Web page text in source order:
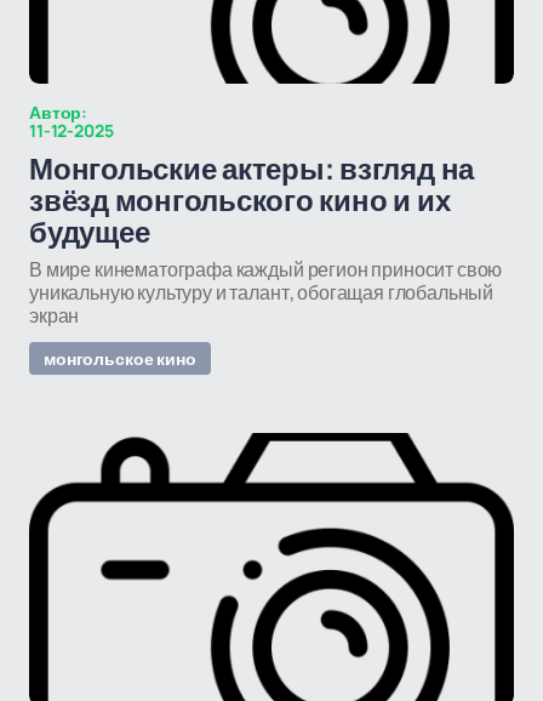
Автор:
11-12-2025
Монгольские актеры: взгляд на
звёзд монгольского кино и их
будущее
В мире кинематографа каждый регион приносит свою
уникальную культуру и талант, обогащая глобальный
экран
монгольское кино